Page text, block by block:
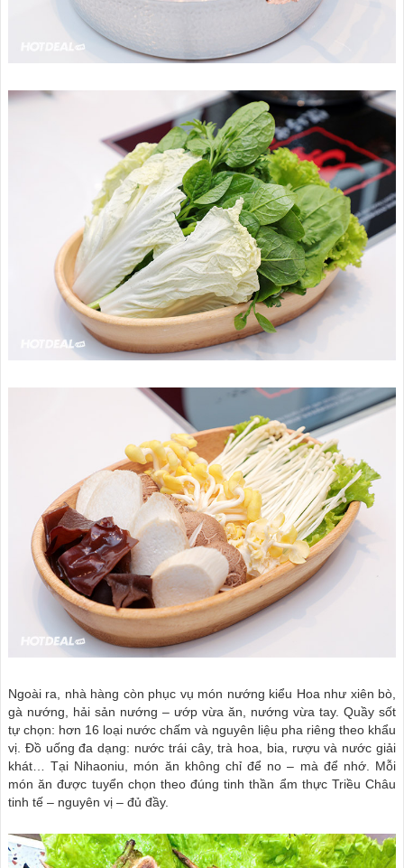
Ngoài ra, nhà hàng còn phục vụ món nướng kiểu Hoa như xiên bò,
gà nướng, hải sản nướng – ướp vừa ăn, nướng vừa tay. Quầy sốt
tự chọn: hơn 16 loại nước chấm và nguyên liệu pha riêng theo khẩu
vị. Đồ uống đa dạng: nước trái cây, trà hoa, bia, rượu và nước giải
khát… Tại Nihaoniu, món ăn không chỉ để no – mà để nhớ. Mỗi
món ăn được tuyển chọn theo đúng tinh thần ẩm thực Triều Châu
tinh tế – nguyên vị – đủ đầy.